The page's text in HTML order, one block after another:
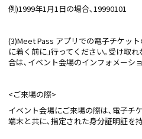
例)1999年1月1日の場合､19990101
(3)Meet Pass アプリでの電子チケッ
に着く前に｣行ってください｡受け取
合は､イベント会場のインフォメーシ
<ご来場の際>
イベント会場にご来場の際は､電子チ
端末と共に､指定された身分証明証を